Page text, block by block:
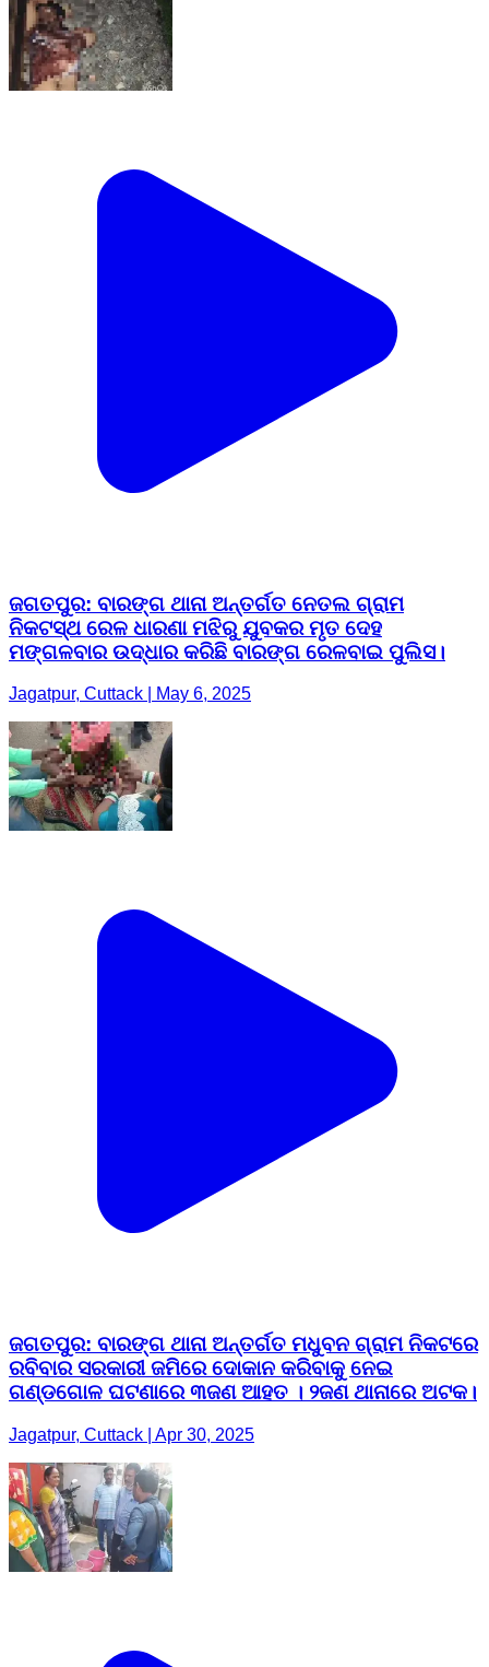
ଜଗତପୁର: ବାରଙ୍ଗ ଥାନା ଅନ୍ତର୍ଗତ ନେତଲ ଗ୍ରାମ
ନିକଟସ୍ଥ ରେଳ ଧାରଣା ମଝିରୁ ଯୁବକର ମୃତ ଦେହ
ମଙ୍ଗଳବାର ଉଦ୍ଧାର କରିଛି ବାରଙ୍ଗ ରେଳବାଇ ପୁଲିସ।
Jagatpur, Cuttack | May 6, 2025
ଜଗତପୁର: ବାରଙ୍ଗ ଥାନା ଅନ୍ତର୍ଗତ ମଧୁବନ ଗ୍ରାମ ନିକଟରେ
ରବିବାର ସରକାରୀ ଜମିରେ ଦୋକାନ କରିବାକୁ ନେଇ
ଗଣ୍ଡଗୋଳ ଘଟଣାରେ ୩ଜଣ ଆହତ । ୨ଜଣ ଥାନାରେ ଅଟକ।
Jagatpur, Cuttack | Apr 30, 2025